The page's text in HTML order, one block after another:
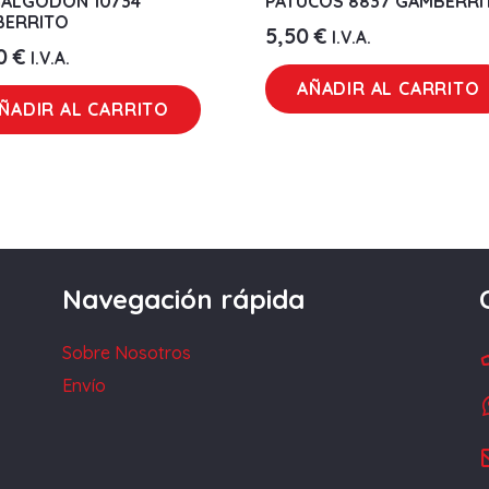
€ I.V.A.
AL CARRITO
5,50€ I.V.A.
AÑADIR AL CARRITO
Navegación rápida
Sobre Nosotros
Envío